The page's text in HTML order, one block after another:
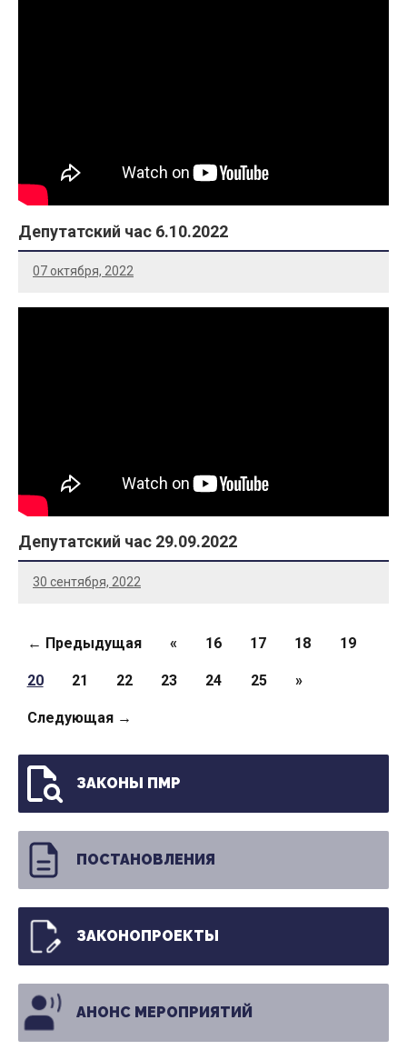
Депутатский час 6.10.2022
07 октября, 2022
Депутатский час 29.09.2022
30 сентября, 2022
Страницы
← Предыдущая « 16 17 18 19
20 21 22 23 24 25 »
Следующая →
ЗАКОНЫ ПМР
ПОСТАНОВЛЕНИЯ
ЗАКОНОПРОЕКТЫ
АНОНС МЕРОПРИЯТИЙ